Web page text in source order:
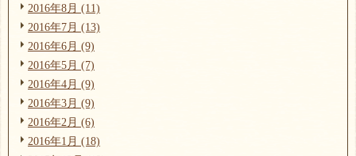
2016年8月 (11)
2016年7月 (13)
2016年6月 (9)
2016年5月 (7)
2016年4月 (9)
2016年3月 (9)
2016年2月 (6)
2016年1月 (18)